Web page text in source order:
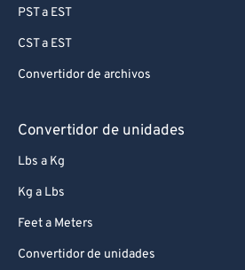
PST a EST
CST a EST
Convertidor de archivos
Convertidor de unidades
Lbs a Kg
Kg a Lbs
Feet a Meters
Convertidor de unidades